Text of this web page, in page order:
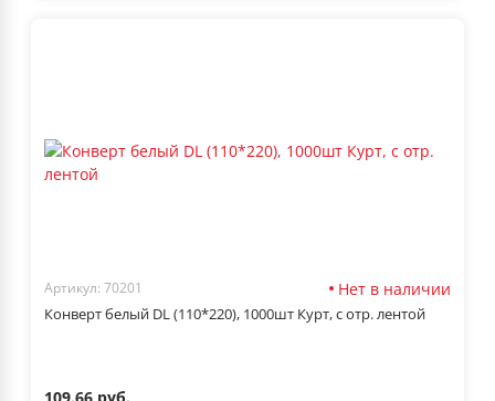
Артикул: 70201 Нет в наличии
Конверт белый DL (110*220), 1000шт Курт, с отр. лентой